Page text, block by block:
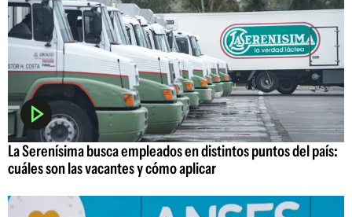
La Serenísima busca empleados en distintos puntos del país:
cuáles son las vacantes y cómo aplicar